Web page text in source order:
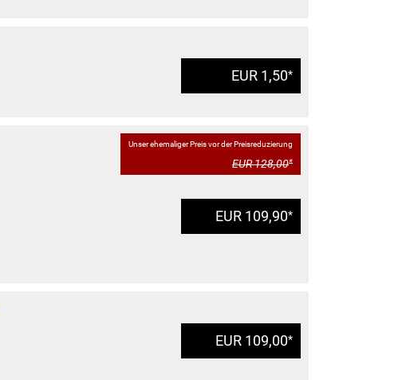
EUR 1,50*
Unser ehemaliger Preis vor der Preisreduzierung
EUR 128,00*
EUR 109,90*
EUR 109,00*